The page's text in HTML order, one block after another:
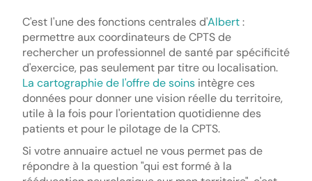
C'est l'une des fonctions centrales d'Albert:
permettre aux coordinateurs de CPTS de
rechercher un professionnel de santé par spécificité
d'exercice, pas seulement par titre ou localisation.
La cartographie de l'offre de soins intègre ces
données pour donner une vision réelle du territoire,
utile à la fois pour l'orientation quotidienne des
patients et pour le pilotage de la CPTS.
Si votre annuaire actuel ne vous permet pas de
répondre à la question "qui est formé à la